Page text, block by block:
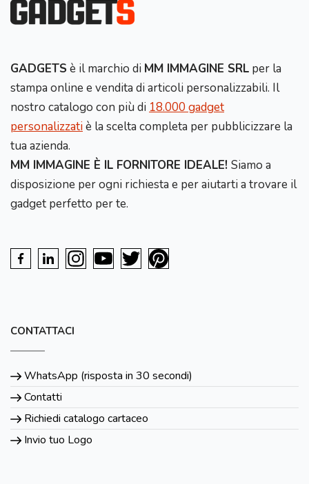
GADGETS è il marchio di MM IMMAGINE SRL per la
stampa online e vendita di articoli personalizzabili. Il
nostro catalogo con più di 18.000 gadget
personalizzatiè la scelta completa per pubblicizzare la
tua azienda.
MM IMMAGINE È IL FORNITORE IDEALE! Siamo a
disposizione per ogni richiesta e per aiutarti a trovare il
gadget perfetto per te.
CONTATTACI
WhatsApp (risposta in 30 secondi)
Contatti
Richiedi catalogo cartaceo
Invio tuo Logo